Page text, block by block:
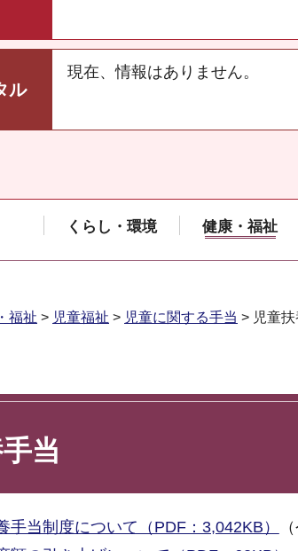
ル
現在、情報はありません。
くらし・環境 健康・福祉
福祉 > 児童福祉 > 児童に関する手当 > 児童扶
当
手当制度について（PDF：3,042KB）